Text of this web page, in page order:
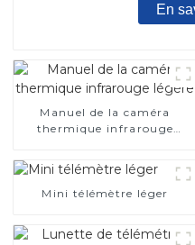
En
Manuel de la caméra
thermique infrarouge
Mini télémètre léger